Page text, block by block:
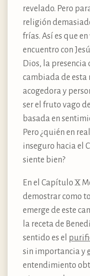
revelado. Pero
religión
frías. Así es que en
encuentro con
Dios, la presencia
cambiada de esta
acogedora y
ser el fruto vago
basada en
Pero ¿quién en
inseguro hacia el
siente bien?
En el Capítulo X
demostrar como
emerge de este
la receta de
sentido es el
sin importancia y
entendimiento